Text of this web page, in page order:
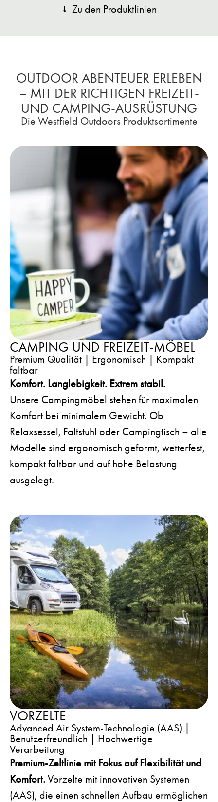
Zu den Produktlinien
OUTDOOR ABENTEUER ERLEBEN
– MIT DER RICHTIGEN FREIZEIT-
UND CAMPING-AUSRÜSTUNG
Die Westfield Outdoors Produktsortimente
CAMPING UND FREIZEIT-MÖBEL
Premium Qualität | Ergonomisch | Kompakt
faltbar
Komfort. Langlebigkeit. Extrem stabil.
Unsere Campingmöbel stehen für maximalen
Komfort bei minimalem Gewicht. Ob
Relaxsessel, Faltstuhl oder Campingtisch – alle
Modelle sind ergonomisch geformt, wetterfest,
kompakt faltbar und auf hohe Belastung
ausgelegt.
VORZELTE
Advanced Air System-Technologie (AAS) |
Benutzerfreundlich | Hochwertige
Verarbeitung
Premium-Zeltlinie mit Fokus auf Flexibilität und
Komfort.Vorzelte mit innovativen Systemen
(AAS), die einen schnellen Aufbau ermöglichen